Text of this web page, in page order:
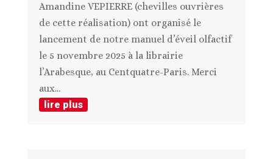
Amandine VEPIERRE (chevilles ouvrières
de cette réalisation) ont organisé le
lancement de notre manuel d’éveil olfactif
le 5 novembre 2025 à la librairie
l’Arabesque, au Centquatre-Paris. Merci
aux...
lire plus